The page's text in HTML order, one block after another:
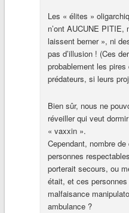
Les « élites »
n’ont AUCUNE
laissent berner », ni
pas d’illusion ! (Ces
probablement les
prédateurs, si leurs
Bien sûr, nous ne
réveiller qui veut
« vaxxin ».
Cependant, nombre
personnes
porterait secours, ou
était, et ces
malfaisance
ambulance ?